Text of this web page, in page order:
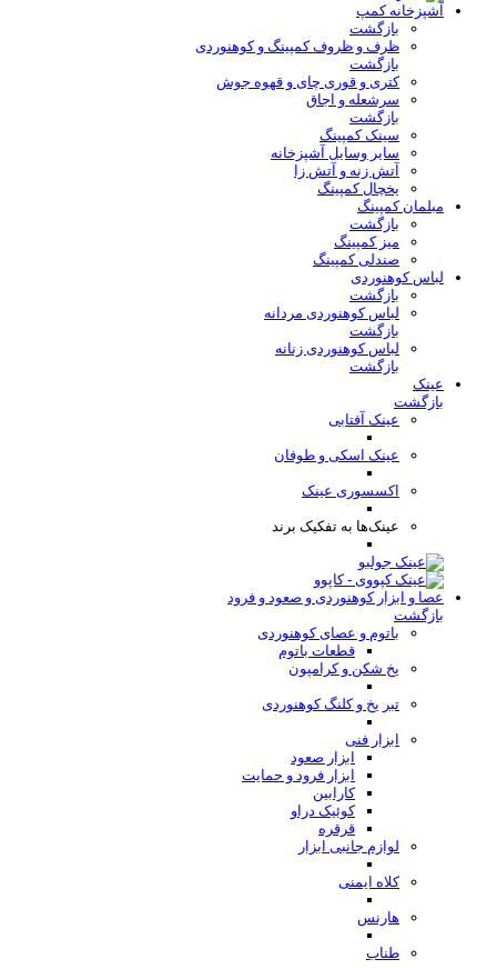
آشپزخانه کمپ
بازگشت
ظرف و ظروف کمپینگ و کوهنوردی
بازگشت
کتری و قوری چای و قهوه جوش
سرشعله و اجاق
بازگشت
سینک کمپینگ
سایر وسایل آشپزخانه
آتش زنه و آتش زا
یخچال کمپینگ
مبلمان کمپینگ
بازگشت
میز کمپینگ
صندلی کمپینگ
لباس کوهنوردی
بازگشت
لباس کوهنوردی مردانه
بازگشت
لباس کوهنوردی زنانه
بازگشت
عینک
بازگشت
عینک آفتابی
عینک اسکی و طوفان
اکسسوری عینک
عینک‌ها به تفکیک برند
عصا و ابزار کوهنوردی و صعود و فرود
بازگشت
باتوم و عصای کوهنوردی
قطعات باتوم
یخ شکن و کرامپون
تبر یخ و کلنگ کوهنوردی
ابزار فنی
ابزار صعود
ابزار فرود و حمایت
کارابین
کوئیک دراو
قرقره
لوازم جانبی ابزار
کلاه ایمنی
هارنس
طناب